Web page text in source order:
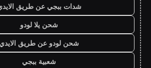
شدات ببجي عن طريق
شحن يلا لودو
شحن لودو عن طريق الايدي
شعبية ببجي